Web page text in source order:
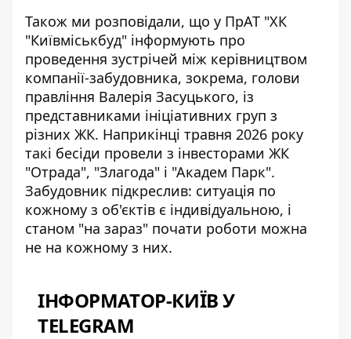
Також ми розповідали, що у ПрАТ "ХК
"Київміськбуд" інформують про
проведення зустрічей між керівництвом
компанії-забудовника, зокрема, голови
правління Валерія Засуцького, із
представниками ініціативних груп з
різних ЖК. Наприкінці травня 2026 року
такі бесіди провели з інвесторами ЖК
"Отрада", "Злагода" і "Академ Парк".
Забудовник підкреслив: ситуація по
кожному з об'єктів є індивідуальною, і
станом "на зараз" почати роботи можна
не на кожному з них.
ІНФОРМАТОР-КИЇВ У
TELEGRAM